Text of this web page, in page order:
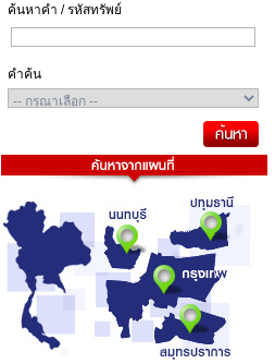
ค้นหาคำ / รหัสทรัพย์
คำค้น